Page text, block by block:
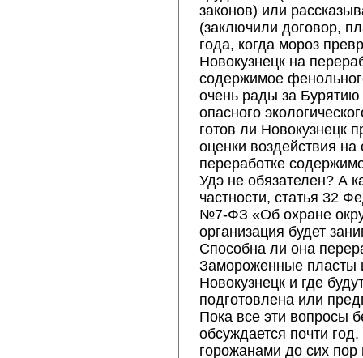
законов) или
(заключили договор,
года, когда мороз
Новокузнецк на
содержимое
очень рады за Бурятию
опасного
готов ли Новокузнецк
оценки воздействия
переработке
Удэ не обязателен? А
частности, статья 32
№7-ФЗ «Об охране
организация будет
Способна ли она
Замороженные пласты
Новокузнецк и где
подготовлена или
Пока все эти вопросы
обсуждается почти
горожанами до сих пор